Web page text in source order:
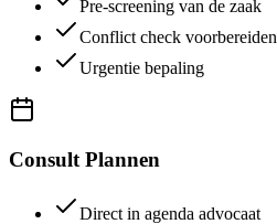
Pre-screening van de zaak
Conflict check voorbereiden
Urgentie bepaling
Consult Plannen
Direct in agenda advocaat